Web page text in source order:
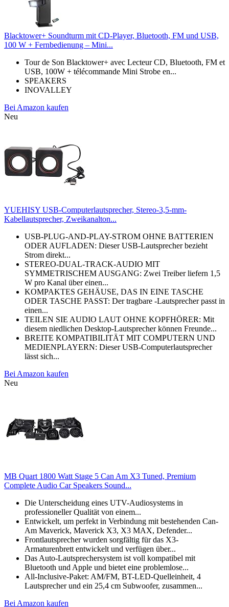
Blacktower+ Soundturm mit CD-Player, Bluetooth, FM und USB,
100 W + Fernbedienung – Mini...
Tour de Son Blacktower+ avec Lecteur CD, Bluetooth, FM et
USB, 100W + télécommande Mini Strobe en...
SPEAKERS
INOVALLEY
Bei Amazon kaufen
Neu
YUEHISY USB-Computerlautsprecher, Stereo-3,5-mm-
Kabellautsprecher, Zweikanalton...
USB-PLUG-AND-PLAY-STROM OHNE BATTERIEN
ODER AUFLADEN: Dieser USB-Lautsprecher bezieht
Strom direkt...
STEREO-DUAL-TRACK-AUDIO MIT
SYMMETRISCHEM AUSGANG: Zwei Treiber liefern 1,5
W pro Kanal über einen...
KOMPAKTES GEHÄUSE, DAS IN EINE TASCHE
ODER TASCHE PASST: Der tragbare -Lautsprecher passt in
einen...
TEILEN SIE AUDIO LAUT OHNE KOPFHÖRER: Mit
diesem niedlichen Desktop-Lautsprecher können Freunde...
BREITE KOMPATIBILITÄT MIT COMPUTERN UND
MEDIENPLAYERN: Dieser USB-Computerlautsprecher
lässt sich...
Bei Amazon kaufen
Neu
MB Quart 1800 Watt Stage 5 Can Am X3 Tuned, Premium
Complete Audio Car Speakers Sound...
Die Unterscheidung eines UTV-Audiosystems in
professioneller Qualität von einem...
Entwickelt, um perfekt in Verbindung mit bestehenden Can-
Am Maverick, Maverick X3, X3 MAX, Defender...
Frontlautsprecher wurden sorgfältig für das X3-
Armaturenbrett entwickelt und verfügen über...
Das Auto-Lautsprechersystem ist voll kompatibel mit
Bluetooth und Apple und bietet eine problemlose...
All-Inclusive-Paket: AM/FM, BT-LED-Quelleinheit, 4
Lautsprecher und ein 25,4 cm Subwoofer, zusammen...
Bei Amazon kaufen